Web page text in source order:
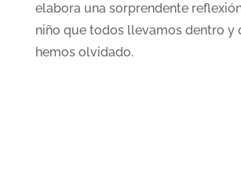
elabora una sorprendente
niño que todos llevamos dentro y
hemos olvidado.